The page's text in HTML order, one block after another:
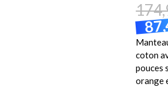
coton
pouces
orange